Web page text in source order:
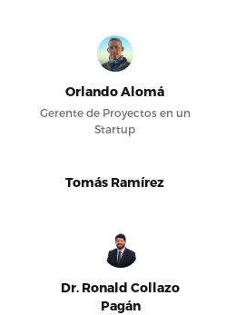
Orlando Alomá
Gerente de Proyectos en un
Startup
Tomás Ramírez
Dr. Ronald Collazo
Pagán